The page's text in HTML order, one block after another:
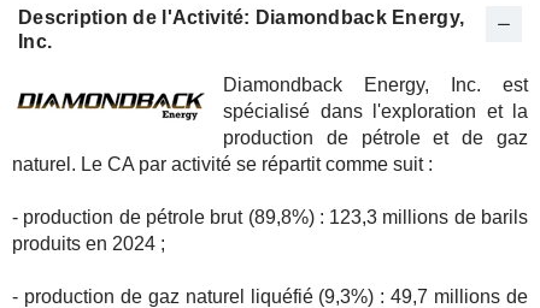
Description de l'Activité: Diamondback Energy,
Inc.
Diamondback Energy, Inc. est
spécialisé dans l'exploration et la
production de pétrole et de gaz
naturel. Le CA par activité se répartit comme suit :
- production de pétrole brut (89,8%) : 123,3 millions de barils
produits en 2024 ;
- production de gaz naturel liquéfié (9,3%) : 49,7 millions de